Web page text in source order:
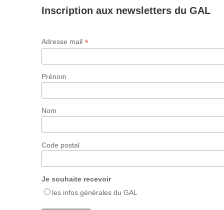
Inscription aux newsletters du GAL
Adresse mail *
Prénom
Nom
Code postal
Je souhaite recevoir
les infos générales du GAL